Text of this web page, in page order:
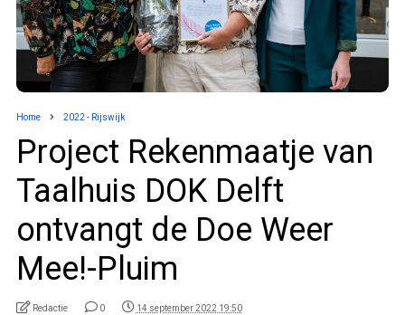
Home 2022 - Rijswijk
Project Rekenmaatje van
Taalhuis DOK Delft
ontvangt de Doe Weer
Mee!-Pluim
Redactie 0 14 september 2022 19:50